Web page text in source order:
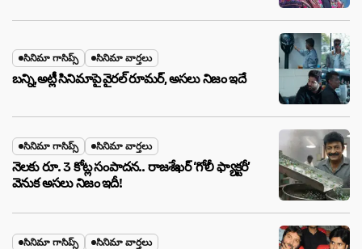
సినిమా గాసిప్స్ సినిమా వార్తలు
బన్ని,అట్లీ సినిమాపై వైరల్ రూమర్, అసలు నిజం ఇదే
సినిమా గాసిప్స్ సినిమా వార్తలు
నెలకు రూ. 3 కోట్ల సంపాదన.. రాజశేఖర్ ‘గోలీ ఫ్యాక్టరీ’
వెనుక అసలు నిజం ఇదీ!
సినిమా గాసిప్స్ సినిమా వార్తలు